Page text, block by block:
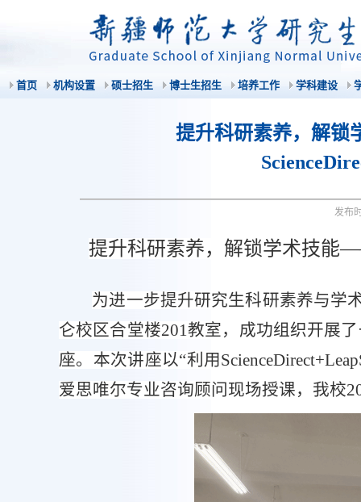
首页 机构设置 硕士招生 博士生招生 培养工作 学科建设
提升科研素养，解
发布
提升科研素养，解锁学术技能
为进一步提升研究生科研素养与学
仑校区合堂楼201教室，成功组织开展
座。本次讲座以“利用
爱思唯尔专业咨询顾问现场授课，我校